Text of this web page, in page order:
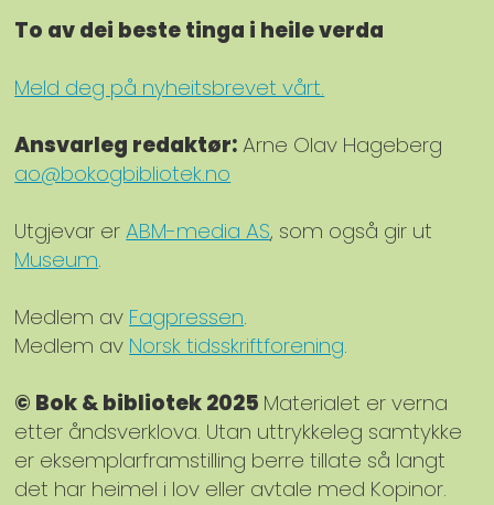
To av dei beste tinga i heile verda
Meld deg på nyheitsbrevet vårt.
Ansvarleg redaktør:Arne Olav Hageberg
ao@bokogbibliotek.no
Utgjevar erABM-media AS, som også gir ut
Museum.
Medlem av Fagpressen.
Medlem av Norsk tidsskriftforening.
© Bok & bibliotek 2025 Materialet er verna
etter åndsverklova. Utan uttrykkeleg samtykke
er eksemplarframstilling berre tillate så langt
det har heimel i lov eller avtale med Kopinor.